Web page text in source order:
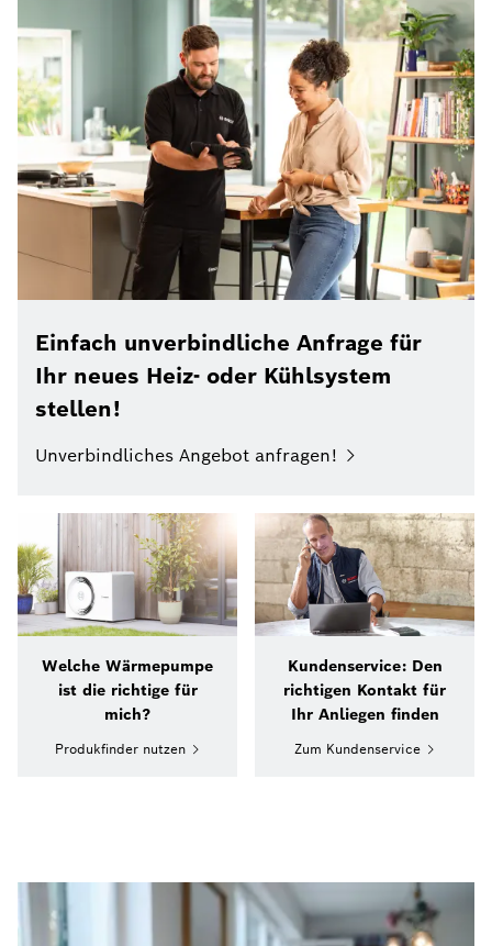
Einfach unverbindliche Anfrage für
Ihr neues Heiz- oder Kühlsystem
stellen!
Unverbindliches Angebot anfragen!
Welche Wärmepumpe
ist die richtige für
mich?
Produkfinder nutzen
Kundenservice: Den
richtigen Kontakt für
Ihr Anliegen finden
Zum Kundenservice